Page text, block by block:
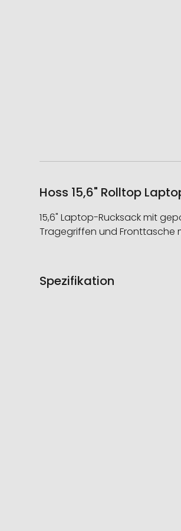
Hoss 15,6" Rolltop
15,6" Laptop-Rucksack mit
Tragegriffen und Fronttasche
Spezifikation